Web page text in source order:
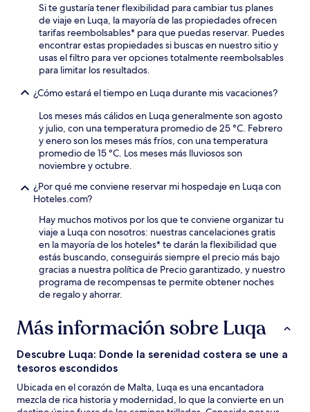
Si te gustaría tener flexibilidad para cambiar tus planes
de viaje en Luqa, la mayoría de las propiedades ofrecen
tarifas reembolsables* para que puedas reservar. Puedes
encontrar estas propiedades si buscas en nuestro sitio y
usas el filtro para ver opciones totalmente reembolsables
para limitar los resultados.
¿Cómo estará el tiempo en Luqa durante mis vacaciones?
Los meses más cálidos en Luqa generalmente son agosto
y julio, con una temperatura promedio de 25 °C. Febrero
y enero son los meses más fríos, con una temperatura
promedio de 15 °C. Los meses más lluviosos son
noviembre y octubre.
¿Por qué me conviene reservar mi hospedaje en Luqa con
Hoteles.com?
Hay muchos motivos por los que te conviene organizar tu
viaje a Luqa con nosotros: nuestras cancelaciones gratis
en la mayoría de los hoteles* te darán la flexibilidad que
estás buscando, conseguirás siempre el precio más bajo
gracias a nuestra política de Precio garantizado, y nuestro
programa de recompensas te permite obtener noches
de regalo y ahorrar.
Más información sobre Luqa
Descubre Luqa: Donde la serenidad costera se une a
tesoros escondidos
Ubicada en el corazón de Malta, Luqa es una encantadora
mezcla de rica historia y modernidad, lo que la convierte en un